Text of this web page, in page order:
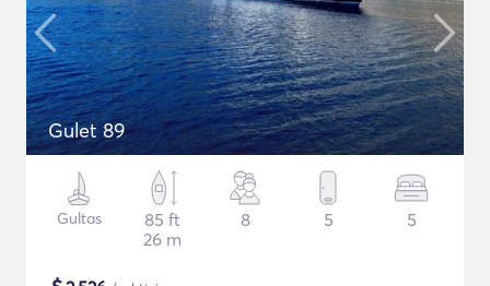
Gulet 89
Gultas
85 ft
26 m
8 5 5